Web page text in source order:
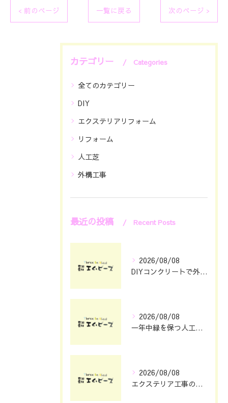
< 前のページ 一覧に戻る 次のページ >
カテゴリー Categories
全てのカテゴリー
DIY
エクステリアリフォーム
リフォーム
人工芝
外構工事
最近の投稿 Recent Posts
2026/08/08
DIYコンクリートで外構をおしゃれに仕上げる具体的なポイント集
2026/08/08
一年中緑を保つ人工芝の魅力と選び方
2026/08/08
エクステリア工事の理想を静岡県浜松市で叶える費用とデザインのポイント